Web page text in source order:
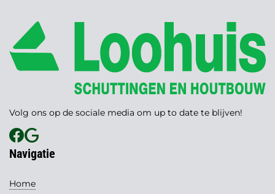
Volg ons op de sociale media om up to date te blijven!
Navigatie
Home